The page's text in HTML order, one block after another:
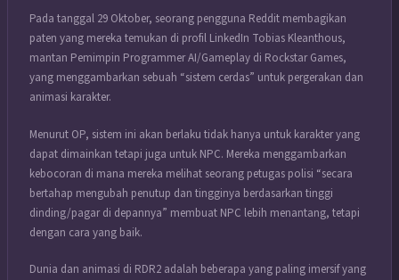
Pada tanggal 29 Oktober, seorang pengguna Reddit membagikan
paten yang mereka temukan di profil LinkedIn Tobias Kleanthous,
mantan Pemimpin Programmer AI/Gameplay di Rockstar Games,
yang menggambarkan sebuah “sistem cerdas” untuk pergerakan dan
animasi karakter.
Menurut OP, sistem ini akan berlaku tidak hanya untuk karakter yang
dapat dimainkan tetapi juga untuk NPC. Mereka menggambarkan
kebocoran di mana mereka melihat seorang petugas polisi “secara
bertahap mengubah penutup dan tingginya berdasarkan tinggi
dinding/pagar di depannya” membuat NPC lebih menantang, tetapi
dengan cara yang baik.
Dunia dan animasi di RDR2 adalah beberapa yang paling imersif yang